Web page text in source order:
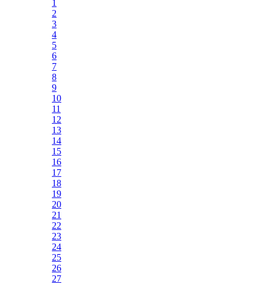
1
2
3
4
5
6
7
8
9
10
11
12
13
14
15
16
17
18
19
20
21
22
23
24
25
26
27